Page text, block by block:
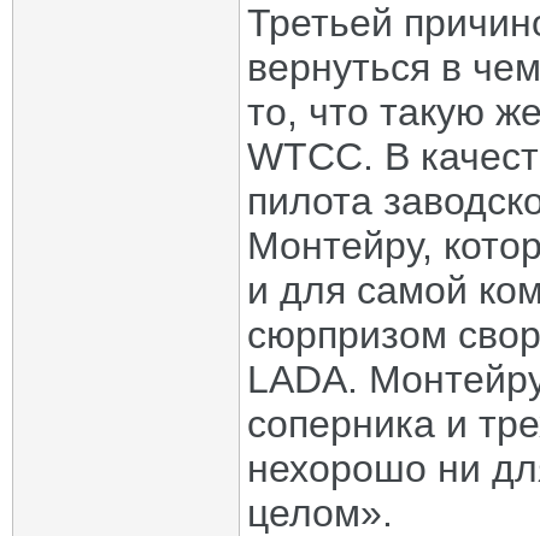
Третьей
вернуться в
то, что такую
WTCC. В
пилота
Монтейру,
и для самой
сюрпризом
LADA.
соперника и
нехорошо ни
целом».